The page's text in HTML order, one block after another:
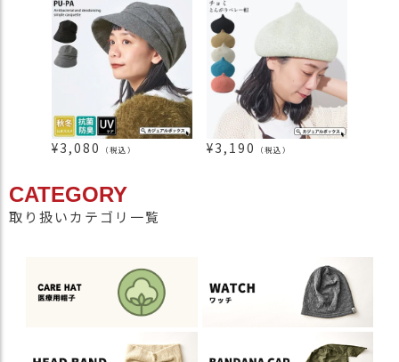
¥3,080 （税込） ¥3,190 （税込）
CATEGORY
取り扱いカテゴリ一覧